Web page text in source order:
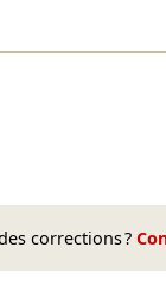
corrections ?